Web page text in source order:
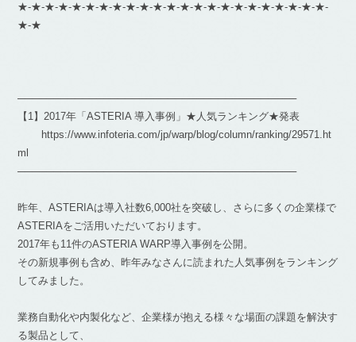
★-★-★-★-★-★-★-★-★-★-★-★-★-★-★-★-★-★-★-★-★-★-★-
★-★
───────────────────────────────────────
【1】2017年「ASTERIA 導入事例」★人気ランキング★発表
https://www.infoteria.com/jp/warp/blog/column/ranking/29571.ht
ml
───────────────────────────────────────
昨年、ASTERIAは導入社数6,000社を突破し、さらに多くの企業様で
ASTERIAをご活用いただいております。
2017年も11件のASTERIA WARP導入事例を公開。
その新規事例も含め、昨年みなさんに読まれた人気事例をランキング
してみました。
業務自動化や内製化など、企業様が抱える様々な場面の課題を解決す
る製品として、